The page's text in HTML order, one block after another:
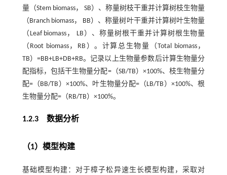
量（Stem biomass， SB）、称量树枝干重并计算树枝生物量
（Branch biomass， BB）、称量树叶干重并计算树叶生物量
（Leaf biomass， LB）、称量树根干重并计算树根生物量
（Root biomass，RB）。计算总生物量（Total biomass，
TB）=BB+LB+DB+RB。记录以上生物量参数后计算生物量分
配指标，包括干生物量分配=（SB/TB）×100%、枝生物量分
配=（BB/TB）×100%、叶生物量分配=（LB/TB）×100%、根
生物量分配=（RB/TB）×100%。
1.2.3 数据分析
（1）模型构建
基础模型构建：对于樟子松异速生长模型构建，采取对